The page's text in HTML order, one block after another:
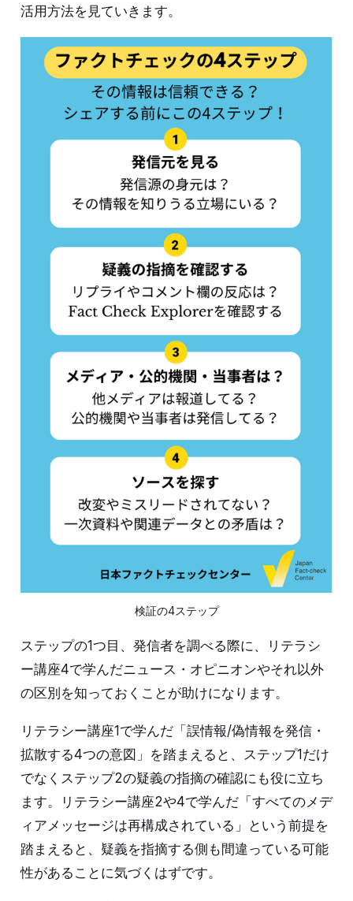
活用方法を見ていきます。
検証の4ステップ
ステップの1つ目、発信者を調べる際に、リテラシ
ー講座4で学んだニュース・オピニオンやそれ以外
の区別を知っておくことが助けになります。
リテラシー講座1で学んだ「誤情報/偽情報を発信・
拡散する4つの意図」を踏まえると、ステップ1だけ
でなくステップ2の疑義の指摘の確認にも役に立ち
ます。リテラシー講座2や4で学んだ「すべてのメデ
ィアメッセージは再構成されている」という前提を
踏まえると、疑義を指摘する側も間違っている可能
性があることに気づくはずです。